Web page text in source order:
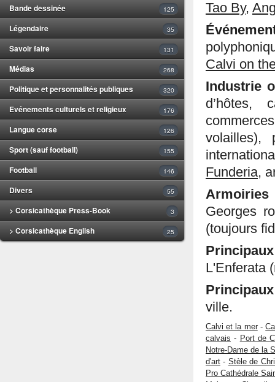
Bande dessinée 125
Légendaire 35
Savoir faire 131
Médias 268
Politique et personnalités publiques 320
Evénements culturels et religieux 176
Langue corse 126
Sport (sauf football) 155
Football 146
Divers 55
> Corsicathèque Press-Book 3
> Corsicathèque English 25
Tao By,
Calvi on
Industrie
d’hôtes,
volailles),
Funderia,
Armoiries
Georges
(toujours
L'Enferata
ville.
Calvi et la mer-
calvais - Port de
Notre-Dame de la
d'art - Stèle de
Pro Cathédrale